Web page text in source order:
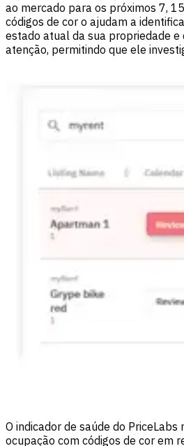
ao mercado para os próximos 7,
códigos de cor o ajudam a
estado atual da sua propriedade e
atenção, permitindo que ele
O indicador de saúde do
ocupação com códigos de cor em